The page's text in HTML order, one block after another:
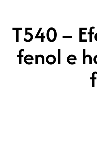
T540 –
fenol e